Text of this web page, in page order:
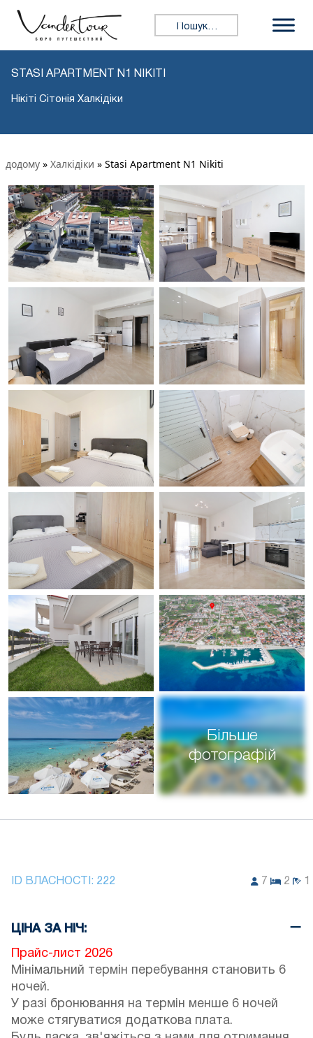
Пошук:
STASI APARTMENT N1 NIKITI
Нікіті Сітонія Халкідіки
додому » Халкідіки » Stasi Apartment N1 Nikiti
Більше
фотографій
ID ВЛАСНОСТІ: 222 7 2 1
ЦІНА ЗА НІЧ:
Прайс-лист 2026
Мінімальний термін перебування становить 6
ночей.
У разі бронювання на термін менше 6 ночей
може стягуватися додаткова плата.